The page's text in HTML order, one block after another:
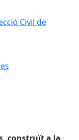
Civil de
Civil de